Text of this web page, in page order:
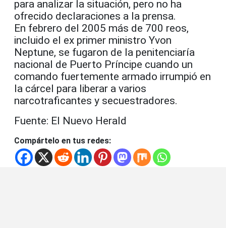
para analizar la situación, pero no ha
ofrecido declaraciones a la prensa.
En febrero del 2005 más de 700 reos,
incluido el ex primer ministro Yvon
Neptune, se fugaron de la penitenciaría
nacional de Puerto Príncipe cuando un
comando fuertemente armado irrumpió en
la cárcel para liberar a varios
narcotraficantes y secuestradores.
Fuente: El Nuevo Herald
Compártelo en tus redes: